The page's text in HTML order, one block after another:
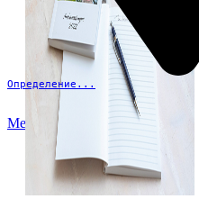
Определение...
Меню